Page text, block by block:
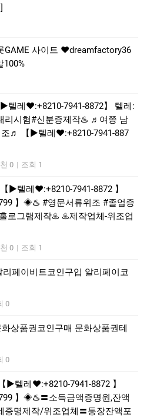
GAME 사이트 ❤dreamfactory36
레♥:+8210-7941-8872】 텔레:
리시험#신분증제작♨️ ♬여쯩 남
♬ 【▶텔레♥:+8210-7941-887
0 | 조회 1
텔레♥:+8210-7941-8872 】
】◈♨️ #영문서류위조 #졸업증
로그램제작♨️ ♨️제작업체-위조업
0 | 조회 1
리페이비트코인구입 알리페이코
0
상품권코인구매 문화상품권테
0
텔레♥:+8210-7941-8872 】
】◈♨️〓소득금액증명원,잔액
증명제작/위조업체〓통장잔액포